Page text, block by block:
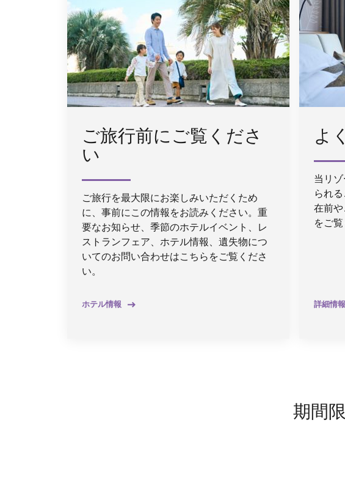
ご旅行前にご覧くださ
い
ご旅行を最大限にお楽しみいただくため
に、事前にこの情報をお読みください。重
要なお知らせ、季節のホテルイベント、レ
ストランフェア、ホテル情報、遺失物につ
いてのお問い合わせはこちらをご覧くださ
い。
ホテル情報
よ
当リ
られ
在前
をご覧
詳細情報
期間